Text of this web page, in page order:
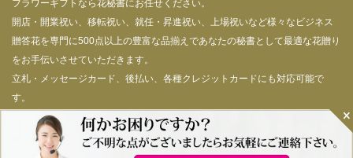
フラワーギフトなら花秘書にお任せください。
開店・開業祝い、移転祝い、就任・昇進祝い、上場祝いなど様々なビジネス
贈答花を専門に500点以上の豊富な品揃えであなたの秘書として最適な花贈り
をお手伝いさせていただきます。
立札・メッセージカード、後払い、各種クレジットカードにも対応可能で
す。